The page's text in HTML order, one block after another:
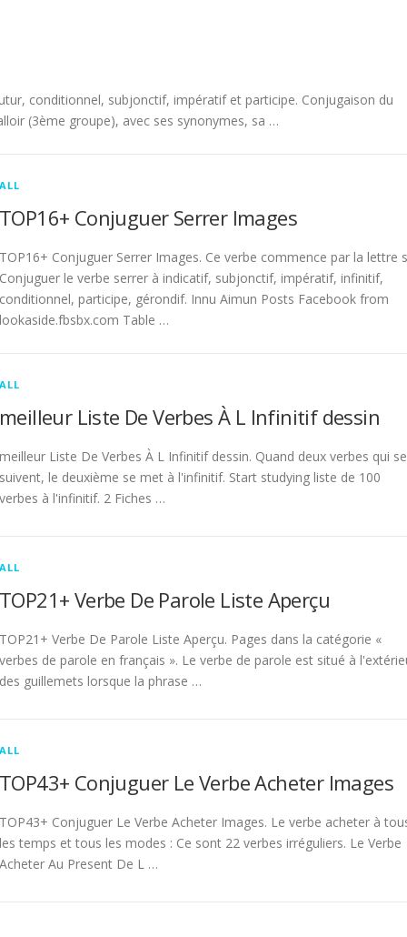
conditionnel, subjonctif, impératif et participe. Conjugaison du
(3ème groupe), avec ses synonymes, sa …
ALL
TOP16+ Conjuguer Serrer Images
TOP16+ Conjuguer Serrer Images. Ce verbe commence par la lettre
Conjuguer le verbe serrer à indicatif, subjonctif, impératif, infinitif,
conditionnel, participe, gérondif. Innu Aimun Posts Facebook from
lookaside.fbsbx.com Table …
ALL
meilleur Liste De Verbes À L Infinitif dessin
meilleur Liste De Verbes À L Infinitif dessin. Quand deux verbes qui se
suivent, le deuxième se met à l'infinitif. Start studying liste de 100
verbes à l'infinitif. 2 Fiches …
ALL
TOP21+ Verbe De Parole Liste Aperçu
TOP21+ Verbe De Parole Liste Aperçu. Pages dans la catégorie «
verbes de parole en français ». Le verbe de parole est situé à
des guillemets lorsque la phrase …
ALL
TOP43+ Conjuguer Le Verbe Acheter Images
TOP43+ Conjuguer Le Verbe Acheter Images. Le verbe acheter à
les temps et tous les modes : Ce sont 22 verbes irréguliers. Le Verbe
Acheter Au Present De L …